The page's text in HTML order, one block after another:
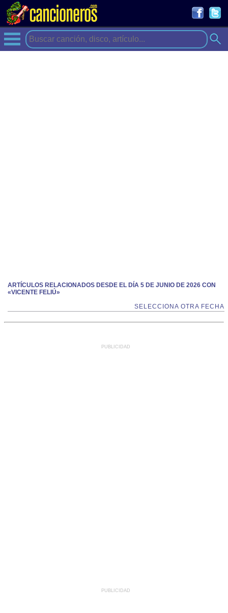
ARTÍCULOS RELACIONADOS DESDE EL DÍA 5 DE JUNIO DE 2026 CON
«VICENTE FELIÚ»
SELECCIONA OTRA FECHA
PUBLICIDAD
PUBLICIDAD